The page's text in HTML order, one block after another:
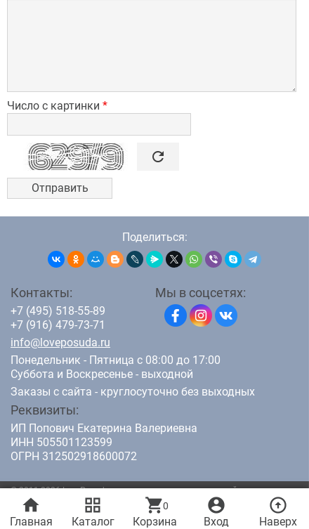
home
Главная
grid_view
Каталог
shopping_cart0
Корзина
account_circle
Вход
arrow_circle_up
Наверх
Число с картинки *
 refresh
Поделиться:
Контакты:
+7 (495) 518-55-89
+7 (916) 479-73-71
info@loveposuda.ru
Понедельник - Пятница с 08:00 до 17:00
Суббота и Воскресенье - выходной
Заказы с сайта - круглосуточно без выходных
Реквизиты:
ИП Попович Екатерина Валериевна
ИНН 505501123599
ОГРН 312502918600072
Мы в соцсетях:
© 2011-2026 LovePosuda.ru - интернет магазин кухонной посуды.
Все права защищены.